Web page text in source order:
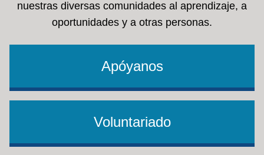
nuestras diversas comunidades al aprendizaje, a
oportunidades y a otras personas.
Apóyanos
Voluntariado